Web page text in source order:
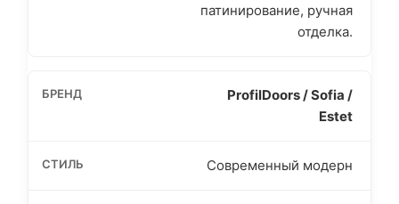
патинирование, ручная
отделка.
ProfilDoors / Sofia /
Estet
Современный модерн